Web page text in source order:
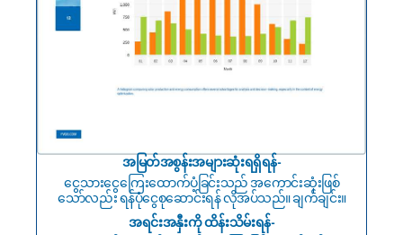
အမြတ်အစွန်းအများဆုံးရရှိရန်-
ငွေသားငွေကြေးထောက်ပံ့ခြင်းသည် အကောင်းဆုံးဖြစ်
သော်လည်း ရန်ပုံငွေစုဆောင်းရန် လိုအပ်သည်။ ချက်ချင်း။
အရင်းအနှီးကို ထိန်းသိမ်းရန်-